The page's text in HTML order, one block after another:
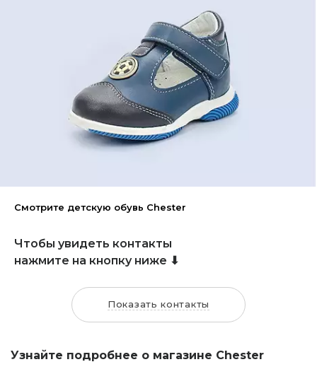
Смотрите детскую обувь Chester
Чтобы увидеть контакты
нажмите на кнопку ниже ⬇
Показать контакты
Узнайте подробнее о магазине Chester